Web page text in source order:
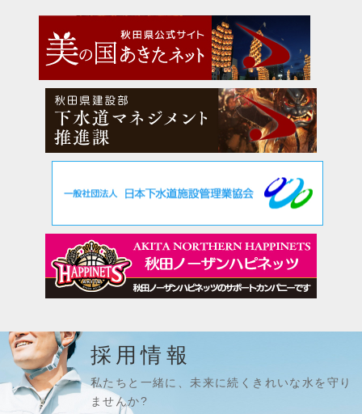
採用情報
私たちと一緒に、未来に続くきれいな水を守り
ませんか?